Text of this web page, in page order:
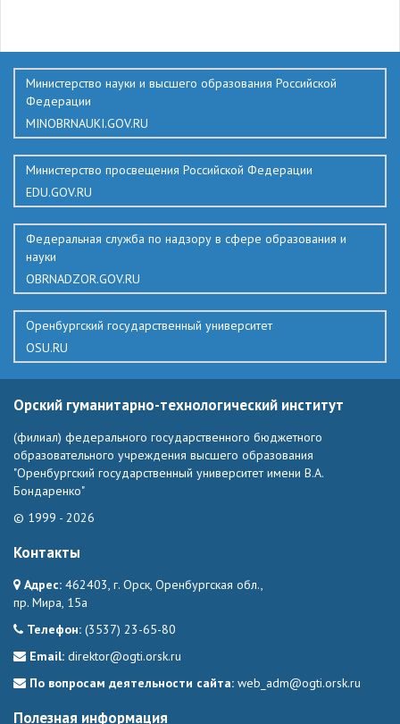
Министерство науки и высшего образования Российской
Федерации
MINOBRNAUKI.GOV.RU
Министерство просвещения Российской Федерации
EDU.GOV.RU
Федеральная служба по надзору в сфере образования и
науки
OBRNADZOR.GOV.RU
Оренбургский государственный университет
OSU.RU
Орский гуманитарно-технологический институт
(филиал) федерального государственного бюджетного
образовательного учреждения высшего образования
"Оренбургский государственный университет имени В.А.
Бондаренко"
© 1999 - 2026
Контакты
Адрес: 462403, г. Орск, Оренбургская обл.,
пр. Мира, 15а
Телефон: (3537) 23-65-80
Email: direktor@ogti.orsk.ru
По вопросам деятельности сайта: web_adm@ogti.orsk.ru
Полезная информация